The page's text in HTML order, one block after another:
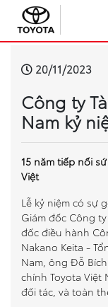
Sản phẩm
Công nghệ
Dịch vụ
Điện hóa
Về Toyota Việt
Tin tức &
VR Showroom
20/11/2023
Công ty
Nam kỷ
15 năm tiếp nối
Việt
Lễ kỷ niệm có sự
Giám đốc Công
đốc điều hành
Nakano Keita -
Nam, ông Đỗ
chính Toyota Việt
đối tác, và toàn